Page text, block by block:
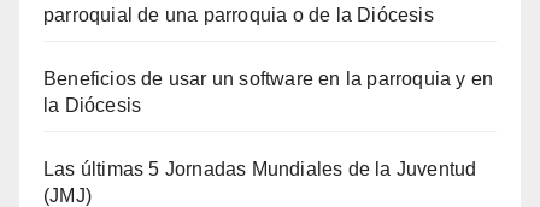
parroquial de una parroquia o de la Diócesis
Beneficios de usar un software en la parroquia y en
la Diócesis
Las últimas 5 Jornadas Mundiales de la Juventud
(JMJ)